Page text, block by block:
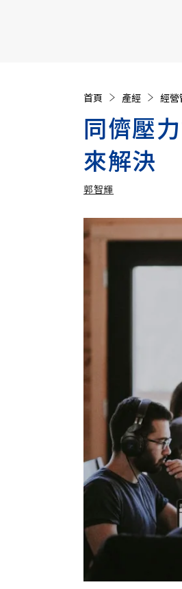
首頁 產經 經營
同儕壓
來解決
郭智輝